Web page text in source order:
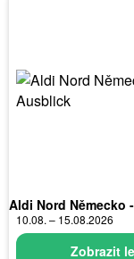
Aldi Nord Německo
10.08. – 15.08.2026
Zobrazit